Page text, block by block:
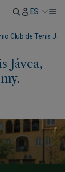
ES
Club de Tenis
Jávea,